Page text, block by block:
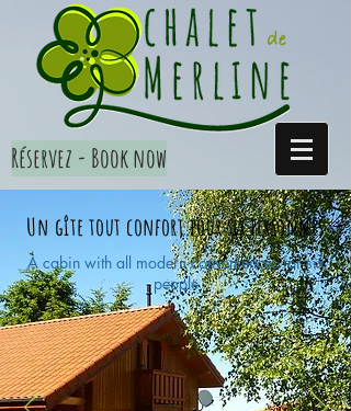
Réservez - Book now
Un gîte tout confort pour six personnes
A cabin with all modern conveniences for six
people